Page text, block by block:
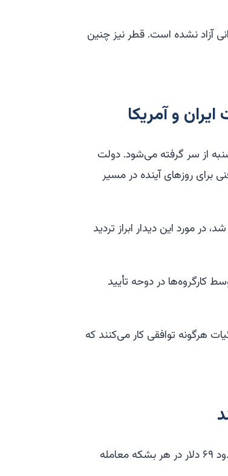
آزاد نشده است. قطر نیز چنین
و آمریکا
از سر گرفته می‌شود. دولت
برای روزهای آینده در مسیر
در مورد این دیدار ابراز تردید
کارگروه‌ها در دوحه تأیید
هرگونه توافقی کار می‌کنند که
ترامپ صبح روز دوشنبه جشن گرفت که قیمت نفت آمریکا با حدود ۶۹ دلار در هر بشکه معامله